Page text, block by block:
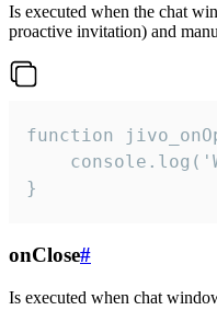
Is executed when the chat
proactive invitation) and
function
}
onClose#
Is executed when chat